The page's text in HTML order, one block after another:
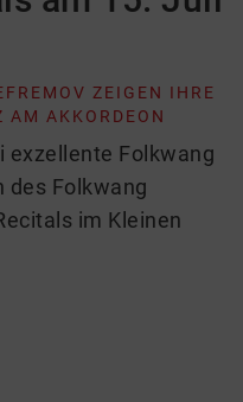
ZEIGEN IHRE
AM AKKORDEON
exzellente Folkwang
des Folkwang
im Kleinen